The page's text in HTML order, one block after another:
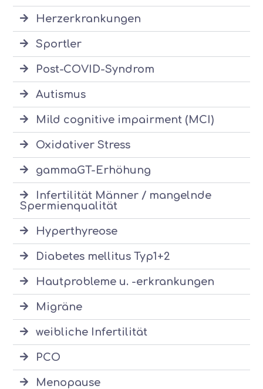
Herzerkrankungen
Sportler
Post-COVID-Syndrom
Autismus
Mild cognitive impairment (MCI)
Oxidativer Stress
gammaGT-Erhöhung
Infertilität Männer / mangelnde
Spermienqualität
Hyperthyreose
Diabetes mellitus Typ1+2
Hautprobleme u. -erkrankungen
Migräne
weibliche Infertilität
PCO
Menopause